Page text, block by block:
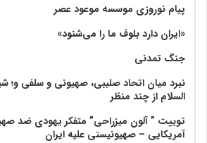
پیام نوروزی موسسه موعود عصر
«ایران دارد بلوف ما را می‌شنود»
جنگ تمدنی
نبرد میان اتحاد صلیبی، صهیونی و سلفی و؛
السلام از چند منظر
توییت ” آلون میزراحی” متفکر یهودی ضد
آمریکایی – صهیونیستی علیه ایران